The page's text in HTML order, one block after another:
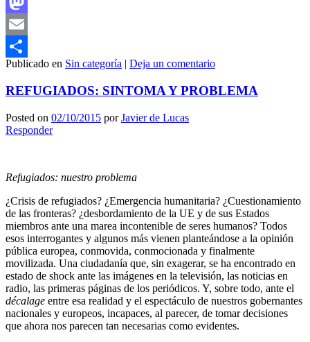
Mastodon
Email
Compartir
Publicado en Sin categoría | Deja un comentario
REFUGIADOS: SINTOMA Y PROBLEMA
Posted on 02/10/2015 porJavier de Lucas
Responder
Refugiados: nuestro problema
¿Crisis de refugiados? ¿Emergencia humanitaria? ¿Cuestionamiento
de las fronteras? ¿desbordamiento de la UE y de sus Estados
miembros ante una marea incontenible de seres humanos? Todos
esos interrogantes y algunos más vienen planteándose a la opinión
pública europea, conmovida, conmocionada y finalmente
movilizada. Una ciudadanía que, sin exagerar, se ha encontrado en
estado de shock ante las imágenes en la televisión, las noticias en
radio, las primeras páginas de los periódicos. Y, sobre todo, ante el
décalage entre esa realidad y el espectáculo de nuestros gobernantes
nacionales y europeos, incapaces, al parecer, de tomar decisiones
que ahora nos parecen tan necesarias como evidentes.